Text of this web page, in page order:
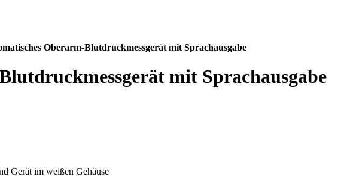
Oberarm-Blutdruckmessgerät mit Sprachausgabe
mit Sprachausgabe